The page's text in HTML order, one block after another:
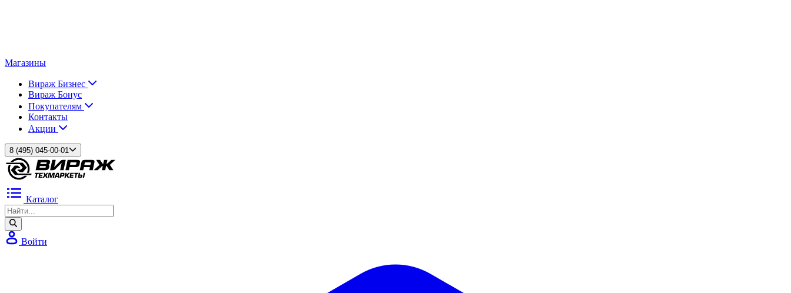
Магазины
Вираж Бизнес
Вираж Бонус
Покупателям
Контакты
Акции
8 (495) 045-00-01
Каталог
Войти